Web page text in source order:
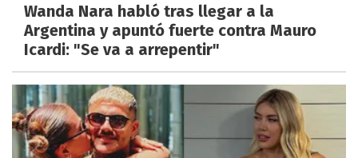
Wanda Nara habló tras llegar a la
Argentina y apuntó fuerte contra Mauro
Icardi: "Se va a arrepentir"